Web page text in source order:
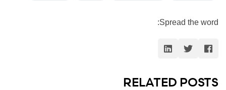
Spread the word:
RELATED POSTS